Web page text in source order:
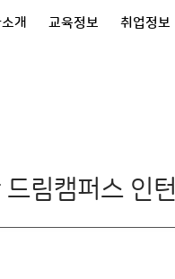
개 교육정보 취업정보
림캠퍼스 인